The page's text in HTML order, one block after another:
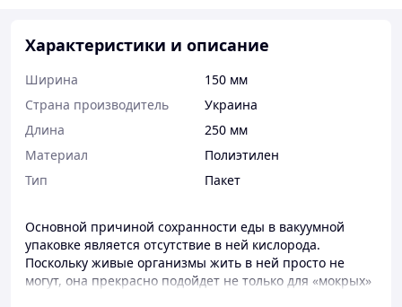
Характеристики и описание
Ширина
150 мм
Страна производитель
Украина
Длина
250 мм
Материал
Полиэтилен
Тип
Пакет
Основной причиной сохранности еды в вакуумной
упаковке является отсутствие в ней кислорода.
Поскольку живые организмы жить в ней просто не
могут, она прекрасно подойдет не только для «мокрых»